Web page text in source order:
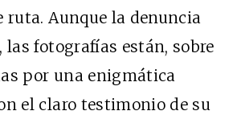
ruta. Aunque la denuncia
las fotografías están, sobre
por una enigmática
el claro testimonio de su